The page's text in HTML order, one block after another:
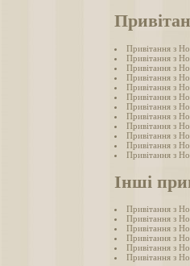
Привітання з
Привітання з
Привітання з
Привітання з
Привітання з
Привітання з
Привітання з
Привітання з
Привітання з
Привітання з
Привітання з
Привітання з
Інші
Привітання з
Привітання з
Привітання з
Привітання з
Привітання з
Привітання з